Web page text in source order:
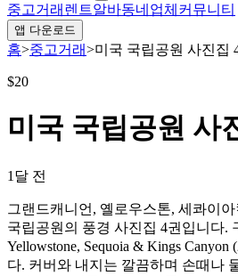
중고거래 렌트알바동네업체 커뮤니티
앱 다운로드
홈>중고거래>미국 국립공원 사진집
$20
미국 국립공원 사
1달 전
그랜드캐니언, 옐로우스톤, 세콰이
국립공원의 풍경 사진집 4권입니다.
Yellowstone, Sequoia & Kings
다. 커버와 내지는 깔끔하며 손때나